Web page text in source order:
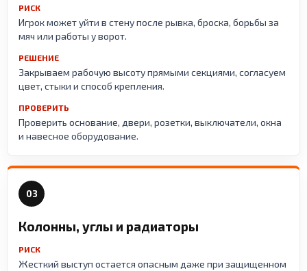
РИСК
Игрок может уйти в стену после рывка, броска, борьбы за
мяч или работы у ворот.
РЕШЕНИЕ
Закрываем рабочую высоту прямыми секциями, согласуем
цвет, стыки и способ крепления.
ПРОВЕРИТЬ
Проверить основание, двери, розетки, выключатели, окна
и навесное оборудование.
03
Колонны, углы и радиаторы
РИСК
Жесткий выступ остается опасным даже при защищенном